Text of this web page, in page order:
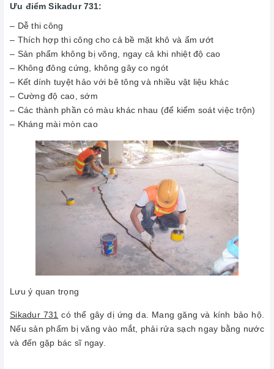
Ưu điểm Sikadur 731:
– Dễ thi công
– Thích hợp thi công cho cả bề mặt khô và ẩm ướt
– Sản phẩm không bị võng, ngay cả khi nhiệt độ cao
– Không đông cứng, không gây co ngót
– Kết dính tuyệt hảo với bê tông và nhiều vật liệu khác
– Cường độ cao, sớm
– Các thành phần có màu khác nhau (để kiểm soát việc trộn)
– Kháng mài mòn cao
Lưu ý quan trọng
Sikadur 731 có thể gây dị ứng da. Mang găng và kính bảo hộ.
Nếu sản phẩm bị văng vào mắt, phải rửa sạch ngay bằng nước
và đến gặp bác sĩ ngay.